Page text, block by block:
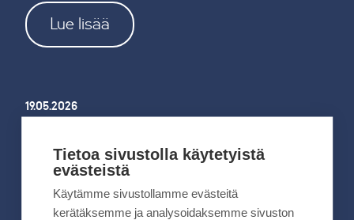
Lue lisää
19.05.2026
kesällä 2026
Lue lisää
Tietoa sivustolla käytetyistä
evästeistä
Käytämme sivustollamme evästeitä
kerätäksemme ja analysoidaksemme sivuston